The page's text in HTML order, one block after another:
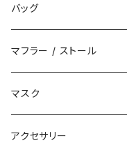
ハット
スニーカー
サンダル
ブーツ
バッグ
エコバッグ / マーケットバ
ショルダーバッグ
トートバッグ
マフラー / ストール
マスク
アクセサリー